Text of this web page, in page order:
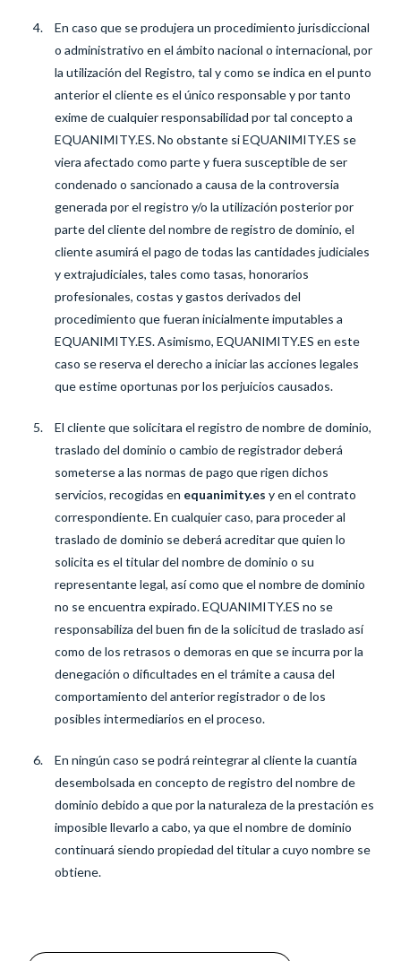
En caso que se produjera un procedimiento jurisdiccional
o administrativo en el ámbito nacional o internacional, por
la utilización del Registro, tal y como se indica en el punto
anterior el cliente es el único responsable y por tanto
exime de cualquier responsabilidad por tal concepto a
EQUANIMITY.ES. No obstante si EQUANIMITY.ES se
viera afectado como parte y fuera susceptible de ser
condenado o sancionado a causa de la controversia
generada por el registro y/o la utilización posterior por
parte del cliente del nombre de registro de dominio, el
cliente asumirá el pago de todas las cantidades judiciales
y extrajudiciales, tales como tasas, honorarios
profesionales, costas y gastos derivados del
procedimiento que fueran inicialmente imputables a
EQUANIMITY.ES. Asimismo, EQUANIMITY.ES en este
caso se reserva el derecho a iniciar las acciones legales
que estime oportunas por los perjuicios causados.
El cliente que solicitara el registro de nombre de dominio,
traslado del dominio o cambio de registrador deberá
someterse a las normas de pago que rigen dichos
servicios, recogidas en equanimity.es y en el contrato
correspondiente. En cualquier caso, para proceder al
traslado de dominio se deberá acreditar que quien lo
solicita es el titular del nombre de dominio o su
representante legal, así como que el nombre de dominio
no se encuentra expirado. EQUANIMITY.ES no se
responsabiliza del buen fin de la solicitud de traslado así
como de los retrasos o demoras en que se incurra por la
denegación o dificultades en el trámite a causa del
comportamiento del anterior registrador o de los
posibles intermediarios en el proceso.
En ningún caso se podrá reintegrar al cliente la cuantía
desembolsada en concepto de registro del nombre de
dominio debido a que por la naturaleza de la prestación es
imposible llevarlo a cabo, ya que el nombre de dominio
continuará siendo propiedad del titular a cuyo nombre se
obtiene.